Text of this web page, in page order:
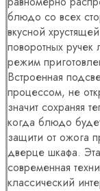
блюдо со всех
вкусной
поворотных
режим
Встроенная
процессом, не
значит сохраняя
когда блюдо
защити от ожога
дверце шкафа.
современная
классический